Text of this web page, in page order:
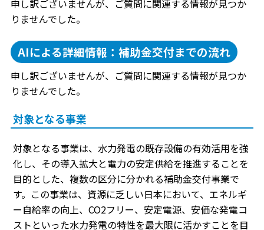
申し訳ございませんが、ご質問に関連する情報が見つか
りませんでした。
AIによる詳細情報：補助金交付までの流れ
申し訳ございませんが、ご質問に関連する情報が見つか
りませんでした。
対象となる事業
対象となる事業は、水力発電の既存設備の有効活用を強
化し、その導入拡大と電力の安定供給を推進することを
目的とした、複数の区分に分かれる補助金交付事業で
す。この事業は、資源に乏しい日本において、エネルギ
ー自給率の向上、CO2フリー、安定電源、安価な発電コ
ストといった水力発電の特性を最大限に活かすことを目